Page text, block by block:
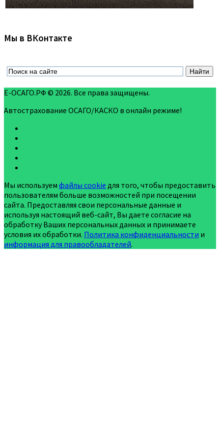
Мы в ВКонтакте
Е-ОСАГО.РФ © 2026. Все права защищены.
Автострахование ОСАГО/КАСКО в онлайн режиме!
Мы используем файлы cookie для того, чтобы предоставить
пользователям больше возможностей при посещении
сайта. Предоставляя свои персональные данные и
используя настоящий веб-сайт, Вы даете согласие на
обработку Ваших персональных данных и принимаете
условия их обработки. Политика конфиденциальности и
информация для правообладателей.